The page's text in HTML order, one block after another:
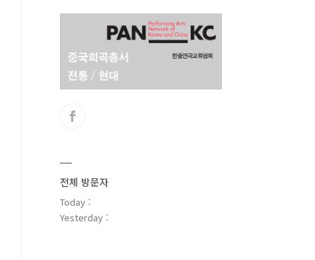
전체 방문자
Today :
Yesterday :